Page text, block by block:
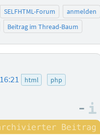
SELFHTML-Forum
anmelden
Beitrag im Thread-Baum
html
php
–